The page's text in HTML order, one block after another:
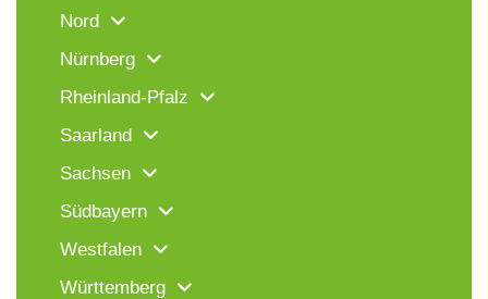
Nord
Nürnberg
Rheinland-Pfalz
Saarland
Sachsen
Südbayern
Westfalen
Württemberg